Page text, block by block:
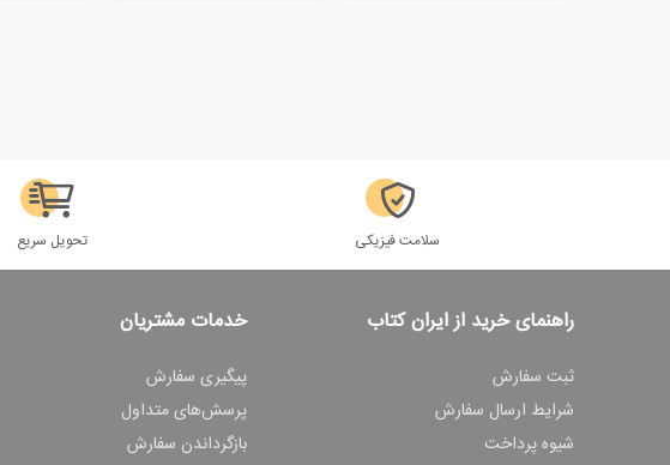
سلامت فیزیکی تحویل سریع
راهنمای خرید از ایران کتاب
ثبت سفارش
شرایط ارسال سفارش
شیوه پرداخت
خدمات مشتریان
پیگیری سفارش
پرسش‌های متداول
بازگرداندن سفارش